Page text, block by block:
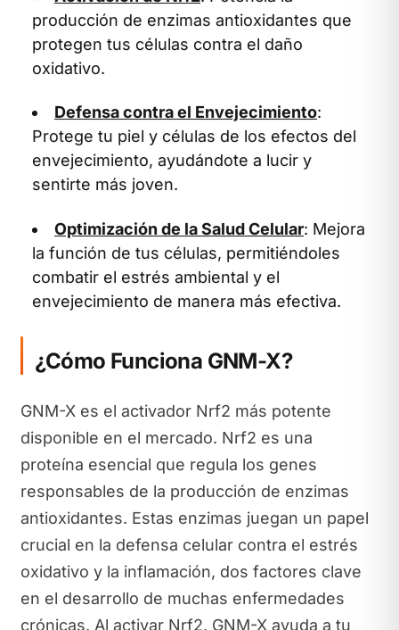
producción de enzimas antioxidantes que
protegen tus células contra el daño
oxidativo.
Defensa contra el Envejecimiento:
Protege tu piel y células de los efectos del
envejecimiento, ayudándote a lucir y
sentirte más joven.
Optimización de la Salud Celular: Mejora
la función de tus células, permitiéndoles
combatir el estrés ambiental y el
envejecimiento de manera más efectiva.
¿Cómo Funciona GNM-X?
GNM-X es el activador Nrf2 más potente
disponible en el mercado. Nrf2 es una
proteína esencial que regula los genes
responsables de la producción de enzimas
antioxidantes. Estas enzimas juegan un papel
crucial en la defensa celular contra el estrés
oxidativo y la inflamación, dos factores clave
en el desarrollo de muchas enfermedades
crónicas. Al activar Nrf2, GNM-X ayuda a tu